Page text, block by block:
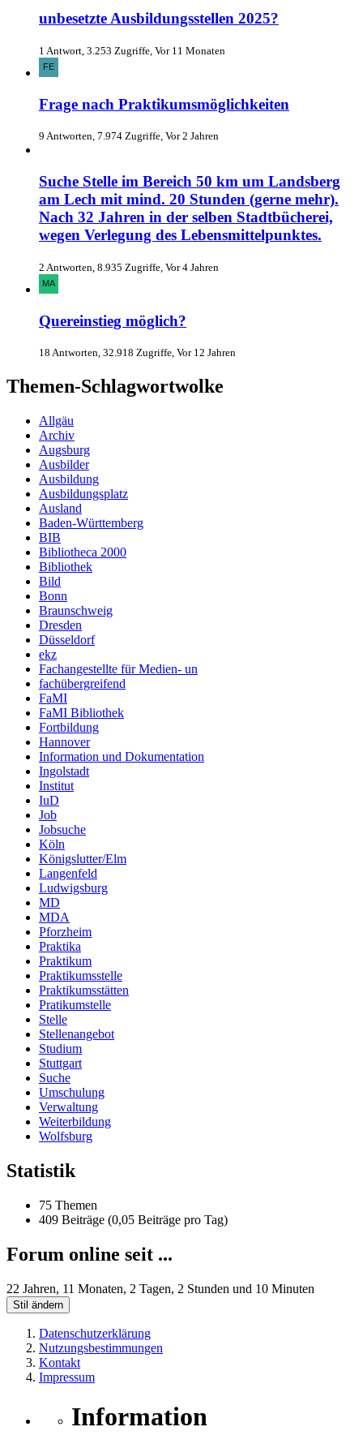
unbesetzte Ausbildungsstellen 2025?
1 Antwort, 3.253 Zugriffe, Vor 11 Monaten
Frage nach Praktikumsmöglichkeiten
9 Antworten, 7.974 Zugriffe, Vor 2 Jahren
Suche Stelle im Bereich 50 km um Landsberg
am Lech mit mind. 20 Stunden (gerne mehr).
Nach 32 Jahren in der selben Stadtbücherei,
wegen Verlegung des Lebensmittelpunktes.
2 Antworten, 8.935 Zugriffe, Vor 4 Jahren
Quereinstieg möglich?
18 Antworten, 32.918 Zugriffe, Vor 12 Jahren
Themen-Schlagwortwolke
Allgäu
Archiv
Augsburg
Ausbilder
Ausbildung
Ausbildungsplatz
Ausland
Baden-Württemberg
BIB
Bibliotheca 2000
Bibliothek
Bild
Bonn
Braunschweig
Dresden
Düsseldorf
ekz
Fachangestellte für Medien- un
fachübergreifend
FaMI
FaMI Bibliothek
Fortbildung
Hannover
Information und Dokumentation
Ingolstadt
Institut
IuD
Job
Jobsuche
Köln
Königslutter/Elm
Langenfeld
Ludwigsburg
MD
MDA
Pforzheim
Praktika
Praktikum
Praktikumsstelle
Praktikumsstätten
Pratikumstelle
Stelle
Stellenangebot
Studium
Stuttgart
Suche
Umschulung
Verwaltung
Weiterbildung
Wolfsburg
Statistik
75 Themen
409 Beiträge (0,05 Beiträge pro Tag)
Forum online seit ...
22 Jahren, 11 Monaten, 2 Tagen, 2 Stunden und 10 Minuten
Stil ändern
Datenschutzerklärung
Nutzungsbestimmungen
Kontakt
Impressum
Information